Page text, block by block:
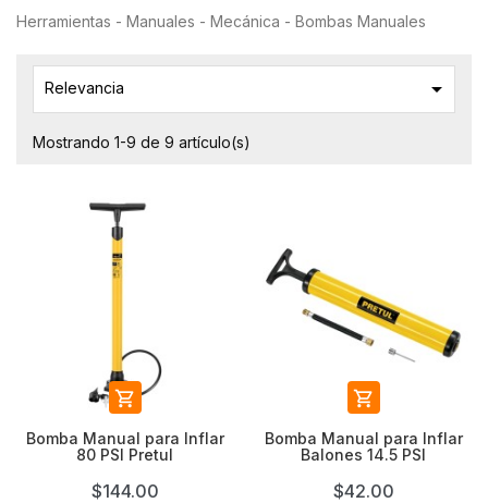
Herramientas - Manuales - Mecánica - Bombas Manuales
Relevancia 
Mostrando 1-9 de 9 artículo(s)

Bomba Manual para Inflar
80 PSI Pretul
$144.00

Bomba Manual para Inflar
Balones 14.5 PSI
$42.00